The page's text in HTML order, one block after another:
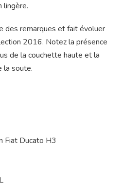
lingère.
des remarques et fait évoluer
2016. Notez la présence
de la couchette haute et la
la soute.
Fiat Ducato H3